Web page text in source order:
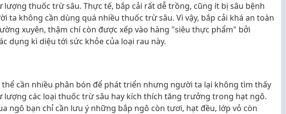
lượng thuốc trừ sâu. Thực tế, bắp cải rất dễ trồng, cũng ít bị sâu bệnh
ta không cần dùng quá nhiều thuốc trừ sâu. Vì vậy, bắp cải khá an toàn
xuyên, thậm chí còn được xếp vào hàng "siêu thực phẩm" bởi
dụng kì diệu tới sức khỏe của loại rau này.
thể cần nhiều phân bón để phát triển nhưng người ta lại không tìm thấy
lượng các loại thuốc trừ sâu hay kích thích tăng trưởng trong hạt ngô.
ngô bạn chỉ cần lưu ý những bắp ngô còn tươi, hạt đều, lớp vỏ còn